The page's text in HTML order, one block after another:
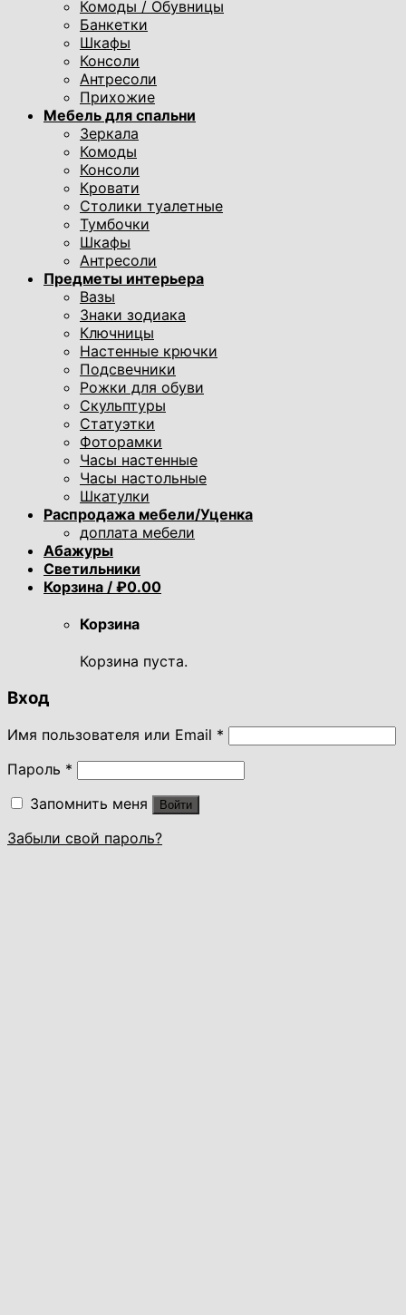
Комоды / Обувницы
Банкетки
Шкафы
Консоли
Антресоли
Прихожие
Мебель для спальни
Зеркала
Комоды
Консоли
Кровати
Столики туалетные
Тумбочки
Шкафы
Антресоли
Предметы интерьера
Вазы
Знаки зодиака
Ключницы
Настенные крючки
Подсвечники
Рожки для обуви
Скульптуры
Статуэтки
Фоторамки
Часы настенные
Часы настольные
Шкатулки
Распродажа мебели/Уценка
доплата мебели
Абажуры
Светильники
Корзина / ₽0.00
Корзина
Корзина пуста.
Вход
Имя пользователя или Email *
Пароль *
Запомнить меня
Войти
Забыли свой пароль?